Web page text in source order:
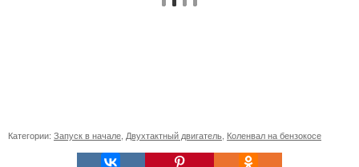
Категории: Запуск в начале Двухтактный двигатель Коленвал на бензокосе